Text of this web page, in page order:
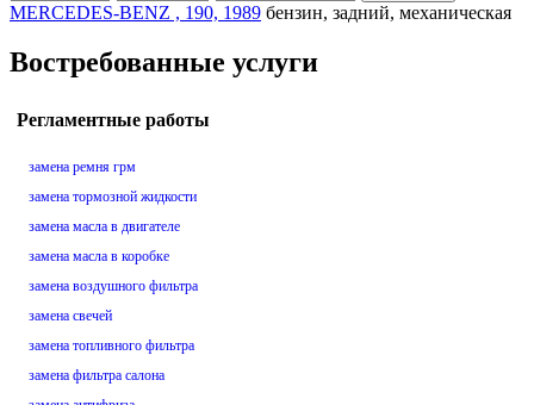
MERCEDES-BENZ , 190, 1989 бензин, задний, механическая
Востребованные услуги
Регламентные работы
замена ремня грм
замена тормозной жидкости
замена масла в двигателе
замена масла в коробке
замена воздушного фильтра
замена свечей
замена топливного фильтра
замена фильтра салона